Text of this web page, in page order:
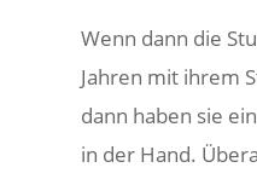
Wenn dann die
Jahren mit ihrem
dann haben sie
in der Hand.